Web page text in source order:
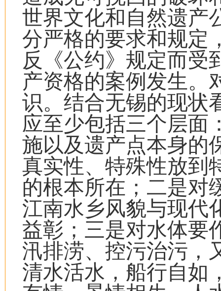
世界文化和自然遗产
分严格的要求和规定
反《公约》规定而受
产资格的案例发生。
识。结合无锡的现状
应至少包括三个层面
施以及遗产点本身的
真实性、特殊性放到
的根本所在；二是对
江南水乡风貌与现代
益彰；三是对水体要
汛排涝、控污治污，
清水活水，船行自如